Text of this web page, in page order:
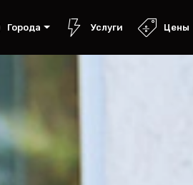
Города Услуги Цены